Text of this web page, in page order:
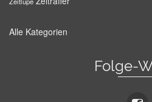
Alle Kategorien
Folge-